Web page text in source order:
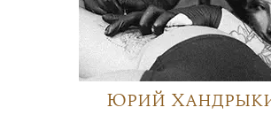
Юрий